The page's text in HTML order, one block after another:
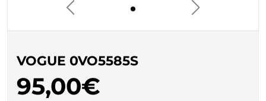
VOGUE 0VO5585S
95,00€